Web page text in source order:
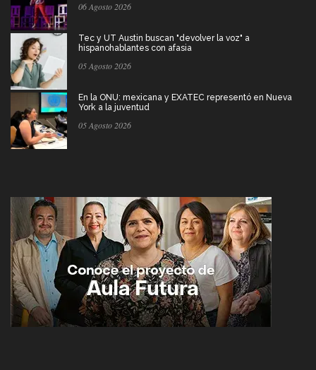
06 Agosto 2026
Tec y UT Austin buscan "devolver la voz" a
hispanohablantes con afasia
05 Agosto 2026
En la ONU: mexicana y EXATEC representó en Nueva
York a la juventud
05 Agosto 2026